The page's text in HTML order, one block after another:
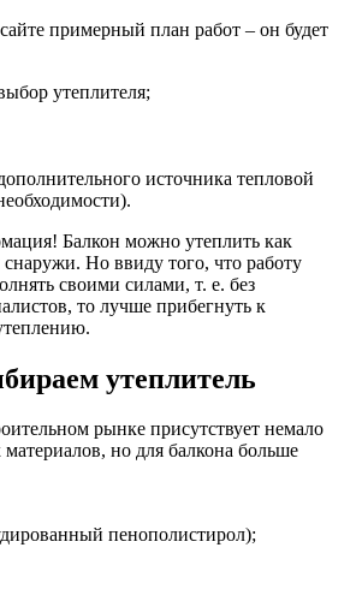
примерный план работ – он будет
утеплителя;
источника тепловой
Балкон можно утеплить как
снаружи. Но ввиду того, что работу
своими силами, т. е. без
то лучше прибегнуть к
утеплитель
рынке присутствует немало
но для балкона больше
пенополистирол);